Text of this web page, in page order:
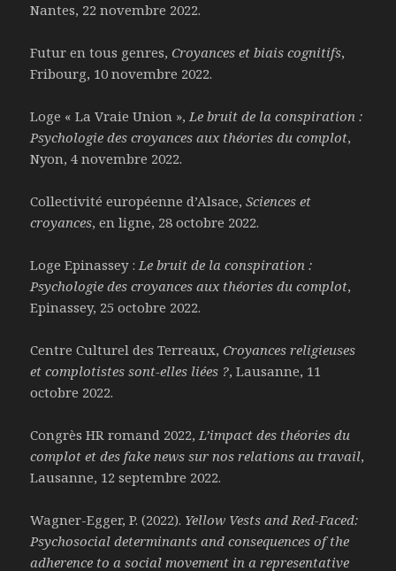
Nantes, 22 novembre 2022.
Futur en tous genres,Croyances et biais cognitifs,
Fribourg, 10 novembre 2022.
Loge « La Vraie Union »,Le bruit de la conspiration :
Psychologie des croyances aux théories du complot,
Nyon, 4 novembre 2022.
Collectivité européenne d’Alsace,Sciences et
croyances, en ligne, 28 octobre 2022.
Loge Epinassey :Le bruit de la conspiration :
Psychologie des croyances aux théories du complot,
Epinassey, 25 octobre 2022.
Centre Culturel des Terreaux,Croyances religieuses
et complotistes sont-elles liées ?, Lausanne, 11
octobre 2022.
Congrès HR romand 2022,L’impact des théories du
complot et des fake news sur nos relations au travail,
Lausanne, 12 septembre 2022.
Wagner-Egger, P. (2022). Yellow Vests and Red-Faced:
Psychosocial determinants and consequences of the
adherence to a social movement in a representative